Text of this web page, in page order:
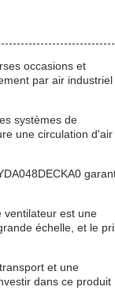
occasions et
par air industriel
systèmes de
une circulation d'air
ventilateur est une
échelle, et le
et une
dans ce produit